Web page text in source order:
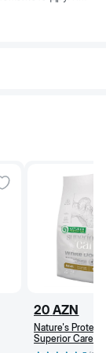
20 AZN
Nature's
Superior Care
корм, для